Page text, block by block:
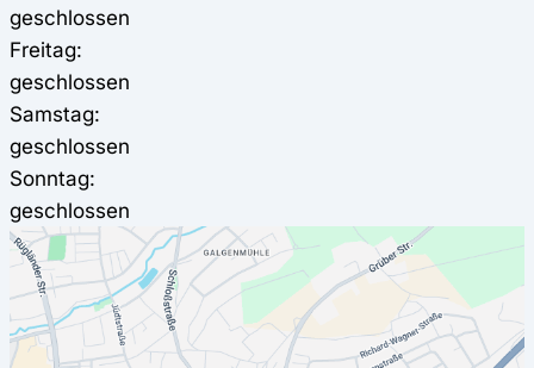
geschlossen
Freitag:
geschlossen
Samstag:
geschlossen
Sonntag:
geschlossen